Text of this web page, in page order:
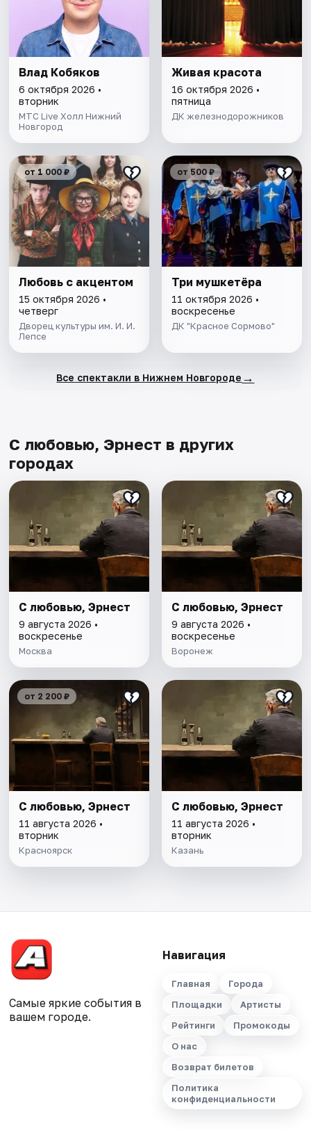
Влад Кобяков
6 октября 2026 •
вторник
МТС Live Холл Нижний
Новгород
Живая красота
16 октября 2026 •
пятница
ДК железнодорожников
от 1 000 ₽
Любовь с акцентом
15 октября 2026 •
четверг
Дворец культуры им. И. И.
Лепсе
от 500 ₽
Три мушкетёра
11 октября 2026 •
воскресенье
ДК "Красное Сормово"
Все спектакли в Нижнем Новгороде →
С любовью, Эрнест в других
городах
С любовью, Эрнест
9 августа 2026 •
воскресенье
Москва
С любовью, Эрнест
9 августа 2026 •
воскресенье
Воронеж
от 2 200 ₽
С любовью, Эрнест
11 августа 2026 •
вторник
Красноярск
С любовью, Эрнест
11 августа 2026 •
вторник
Казань
Самые яркие события в
вашем городе.
Навигация
Главная
Города
Площадки
Артисты
Рейтинги
Промокоды
О нас
Возврат билетов
Политика
конфиденциальности